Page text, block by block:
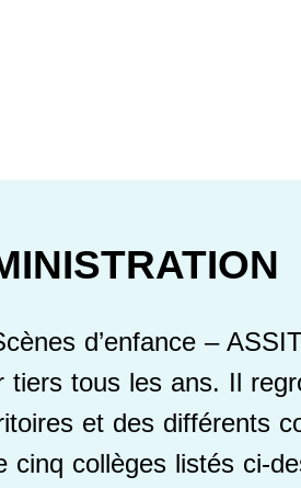
d’enfance –
tous les ans. Il
et des différents
cinq collèges listés ci-